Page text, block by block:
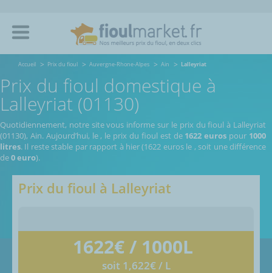
Accueil Prix du fioul Auvergne-Rhone-Alpes Ain Lalleyriat
Prix du fioul domestique à
Lalleyriat (01130)
Quotidiennement, notre site vous informe sur le prix du fioul à Lalleyriat
(01130), Ain. Aujourd’hui, le , le prix du fioul est de 1622 euros pour 1000
litres. Il reste stable par rapport à hier (1622 euros le , soit une différence
de0 euro).
Prix du fioul à Lalleyriat
1622€ / 1000L
soit 1,622€ / L